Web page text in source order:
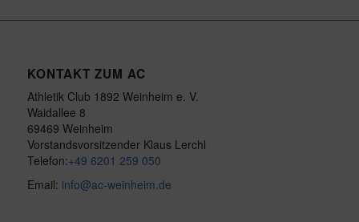
KONTAKT ZUM AC
Athletik Club 1892 Weinheim e. V.
Waidallee 8
69469 Weinheim
Vorstandsvorsitzender Klaus Lerchl
Telefon:+49 6201 259 050
Email: info@ac-weinheim.de